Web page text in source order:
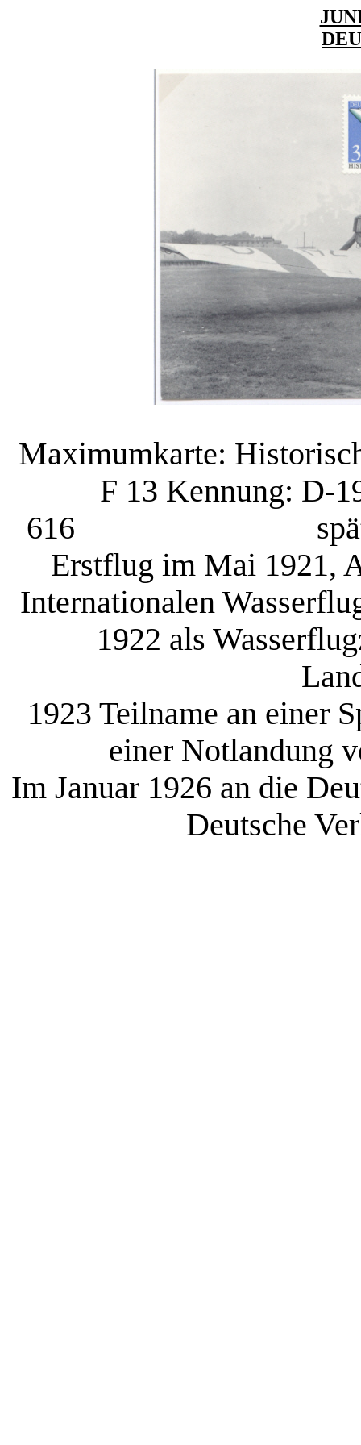
Maximumkarte:
F 13 Kennung: D-
616 später mit
Erstflug im Mai 1921,
Internationalen
1922 als
1923 Teilname an einer
einer Notlandung
Im Januar 1926 an die
Deutsche